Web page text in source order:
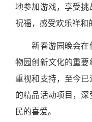
地参加游戏，享受
祝福，感受欢乐祥和
新春游园晚会在
物园创新文化的重
重视和支持，至今已
的精品活动项目，
民的喜爱。